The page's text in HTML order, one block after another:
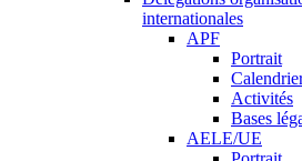
internationales
APF
Portrait
Activités
Bases
AELE/UE